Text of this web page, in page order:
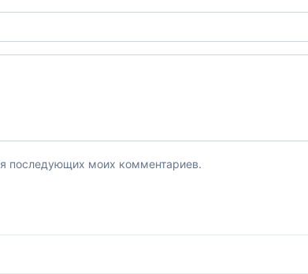
последующих моих комментариев.